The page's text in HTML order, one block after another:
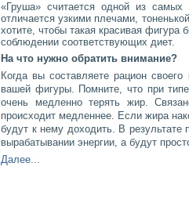
«Груша» считается одной из
отличается узкими плечами,
хотите, чтобы такая красивая фигура
соблюдении соответствующих диет.
На что нужно обратить внимание?
Когда вы составляете рацион
вашей фигуры. Помните, что при типе
очень медленно терять жир.
происходит медленнее. Если жира
будут к нему доходить. В результате
вырабатывании энергии, а будут
Далее...